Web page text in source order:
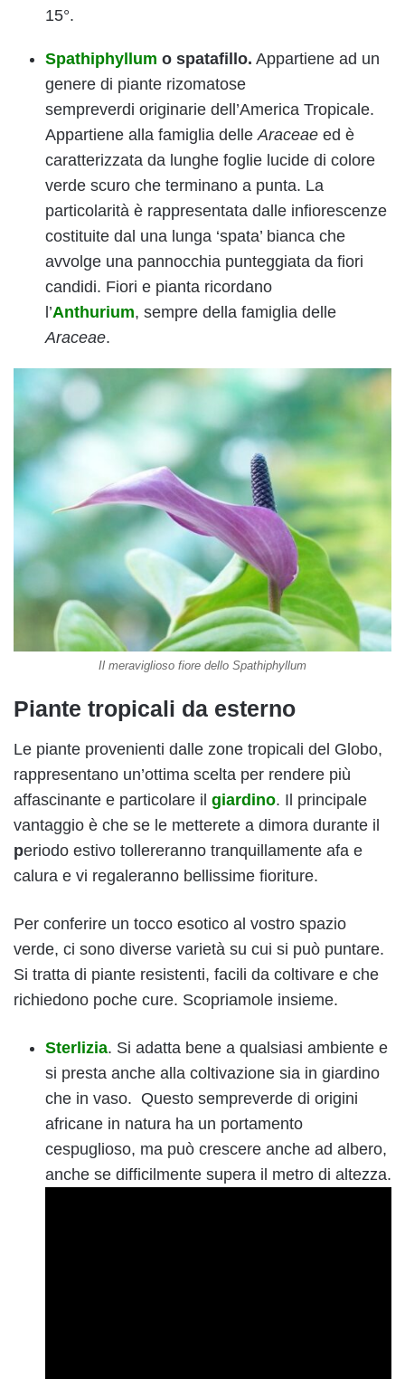
15°.
Spathiphyllum o spatafillo. Appartiene ad un
genere di piante rizomatose
sempreverdi originarie dell’America Tropicale.
Appartiene alla famiglia delle Araceae ed è
caratterizzata da lunghe foglie lucide di colore
verde scuro che terminano a punta. La
particolarità è rappresentata dalle infiorescenze
costituite dal una lunga ‘spata’ bianca che
avvolge una pannocchia punteggiata da fiori
candidi. Fiori e pianta ricordano
l’Anthurium, sempre della famiglia delle
Araceae.
Il meraviglioso fiore dello Spathiphyllum
Piante tropicali da esterno
Le piante provenienti dalle zone tropicali del Globo,
rappresentano un’ottima scelta per rendere più
affascinante e particolare il giardino. Il principale
vantaggio è che se le metterete a dimora durante il
periodo estivo tollereranno tranquillamente afa e
calura e vi regaleranno bellissime fioriture.
Per conferire un tocco esotico al vostro spazio
verde, ci sono diverse varietà su cui si può puntare.
Si tratta di piante resistenti, facili da coltivare e che
richiedono poche cure. Scopriamole insieme.
Sterlizia. Si adatta bene a qualsiasi ambiente e
si presta anche alla coltivazione sia in giardino
che in vaso. Questo sempreverde di origini
africane in natura ha un portamento
cespuglioso, ma può crescere anche ad albero,
anche se difficilmente supera il metro di altezza.